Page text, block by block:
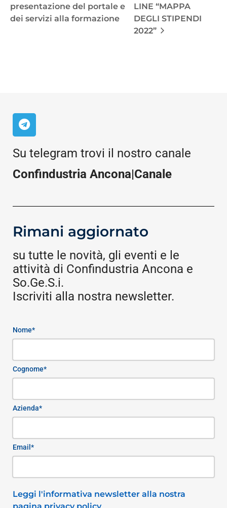
presentazione del portale e
dei servizi alla formazione
LINE “MAPPA
DEGLI STIPENDI
2022”
Su telegram trovi il nostro canale
Confindustria Ancona|Canale
Rimani aggiornato
su tutte le novità, gli eventi e le
attività di Confindustria Ancona e
So.Ge.S.i.
Iscriviti alla nostra newsletter.
Nome*
Cognome*
Azienda*
Email*
Leggi l'informativa newsletter alla nostra